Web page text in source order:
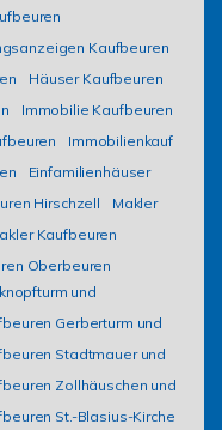
Kaufbeuren
Häuser Kaufbeuren
Immobilie Kaufbeuren
Immobilienkauf
Einfamilienhäuser
Hirschzell
Makler
Kaufbeuren
Oberbeuren
und
Gerberturm und
Stadtmauer und
Zollhäuschen und
St.-Blasius-Kirche